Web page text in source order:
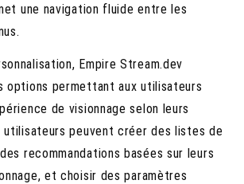
une navigation fluide entre les
Empire Stream.dev
options permettant aux utilisateurs
de visionnage selon leurs
peuvent créer des listes de
recommandations basées sur leurs
et choisir des paramètres